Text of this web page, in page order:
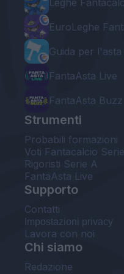
Leghe
EuroLeghe
Guida per
FantaAsta Live
FantaAsta Buzz
Strumenti
Probabili formazioni
Voti Fantacalcio
Rigoristi Serie A
FantaAsta Live
Supporto
Contatti
Impostazioni privacy
Lavora con noi
Chi siamo
Redazione